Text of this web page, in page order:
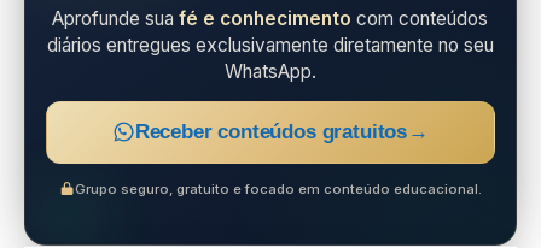
Aprofunde suafé e conhecimento com conteúdos
diários entregues exclusivamente diretamente no seu
WhatsApp.
Receber conteúdos gratuitos →
Grupo seguro, gratuito e focado em conteúdo educacional.